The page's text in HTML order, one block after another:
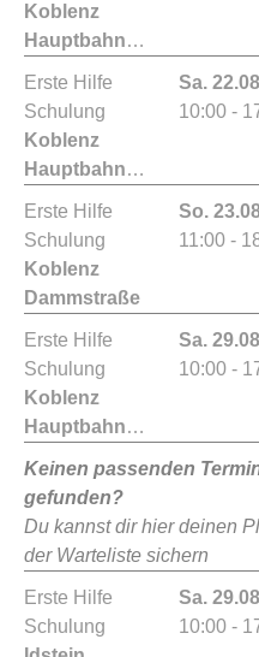
Koblenz
Hauptbahnhof
Erste Hilfe
Schulung
Koblenz
Hauptbahnhof
Sa.
10:00 -
Erste Hilfe
Schulung
Koblenz
Dammstraße
So.
11:00 -
Erste Hilfe
Schulung
Koblenz
Hauptbahnhof
Sa.
10:00 -
Keinen passenden
gefunden?
Du kannst dir hier deinen
der Warteliste sichern
Erste Hilfe
Schulung
Sa.
10:00 -